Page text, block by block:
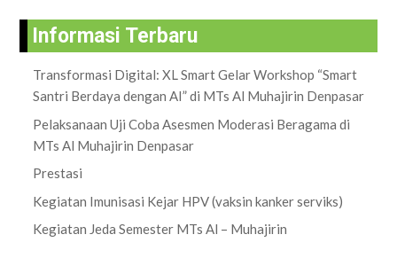
Informasi Terbaru
Transformasi Digital: XL Smart Gelar Workshop “Smart
Santri Berdaya dengan AI” di MTs Al Muhajirin Denpasar
Pelaksanaan Uji Coba Asesmen Moderasi Beragama di
MTs Al Muhajirin Denpasar
Prestasi
Kegiatan Imunisasi Kejar HPV (vaksin kanker serviks)
Kegiatan Jeda Semester MTs Al – Muhajirin